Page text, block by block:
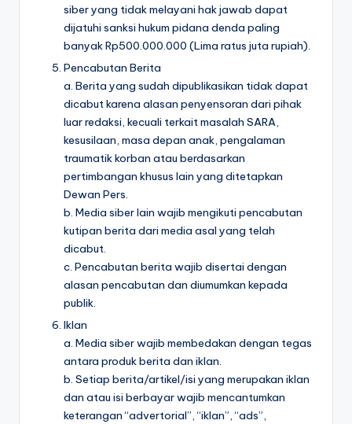
siber yang tidak melayani hak jawab dapat
dijatuhi sanksi hukum pidana denda paling
banyak Rp500.000.000 (Lima ratus juta rupiah).
Pencabutan Berita
a. Berita yang sudah dipublikasikan tidak dapat
dicabut karena alasan penyensoran dari pihak
luar redaksi, kecuali terkait masalah SARA,
kesusilaan, masa depan anak, pengalaman
traumatik korban atau berdasarkan
pertimbangan khusus lain yang ditetapkan
Dewan Pers.
b. Media siber lain wajib mengikuti pencabutan
kutipan berita dari media asal yang telah
dicabut.
c. Pencabutan berita wajib disertai dengan
alasan pencabutan dan diumumkan kepada
publik.
Iklan
a. Media siber wajib membedakan dengan tegas
antara produk berita dan iklan.
b. Setiap berita/artikel/isi yang merupakan iklan
dan atau isi berbayar wajib mencantumkan
keterangan “advertorial”, “iklan”, “ads”,